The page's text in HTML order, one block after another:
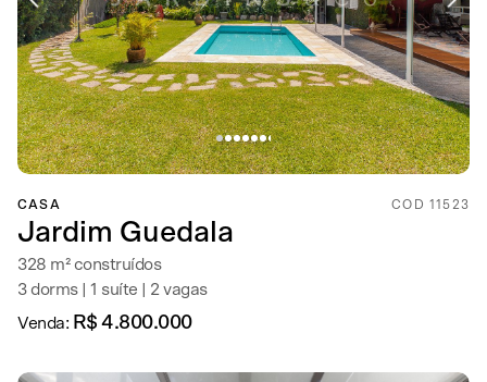
CASA COD 11523
Jardim Guedala
328 m² construídos
3 dorms | 1 suíte | 2 vagas
Venda: R$ 4.800.000